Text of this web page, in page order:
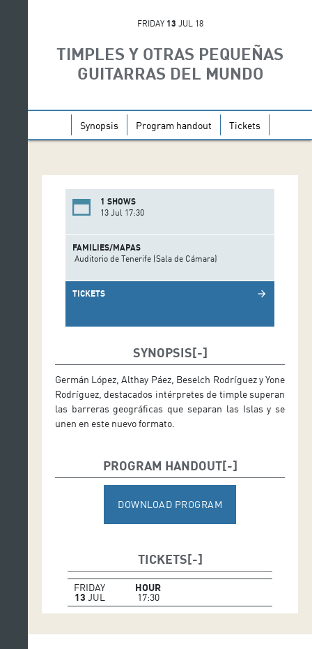
FRIDAY 13 JUL 18
TIMPLES Y OTRAS PEQUEÑAS
GUITARRAS DEL MUNDO
Synopsis Program handout Tickets
1 SHOWS
13 Jul 17:30
FAMILIES/MAPAS
Auditorio de Tenerife (Sala de Cámara)
TICKETS arrow_forward
SYNOPSIS
Germán López, Althay Páez, Beselch Rodríguez y Yone
Rodríguez, destacados intérpretes de timple superan
las barreras geográficas que separan las Islas y se
unen en este nuevo formato.
PROGRAM HANDOUT
DOWNLOAD PROGRAM
TICKETS
FRIDAY
13 JUL
HOUR
17:30